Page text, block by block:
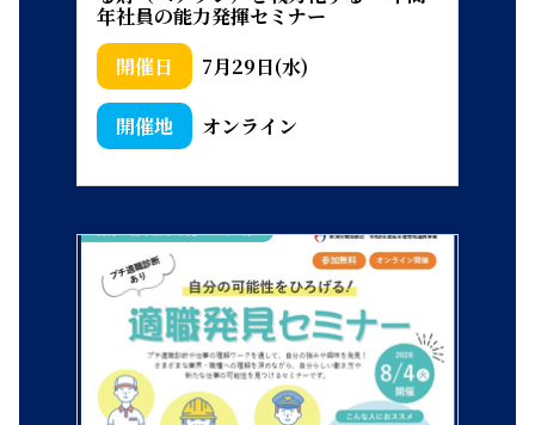
年社員の能力発揮セミナー
7月29日(水)
オンライン